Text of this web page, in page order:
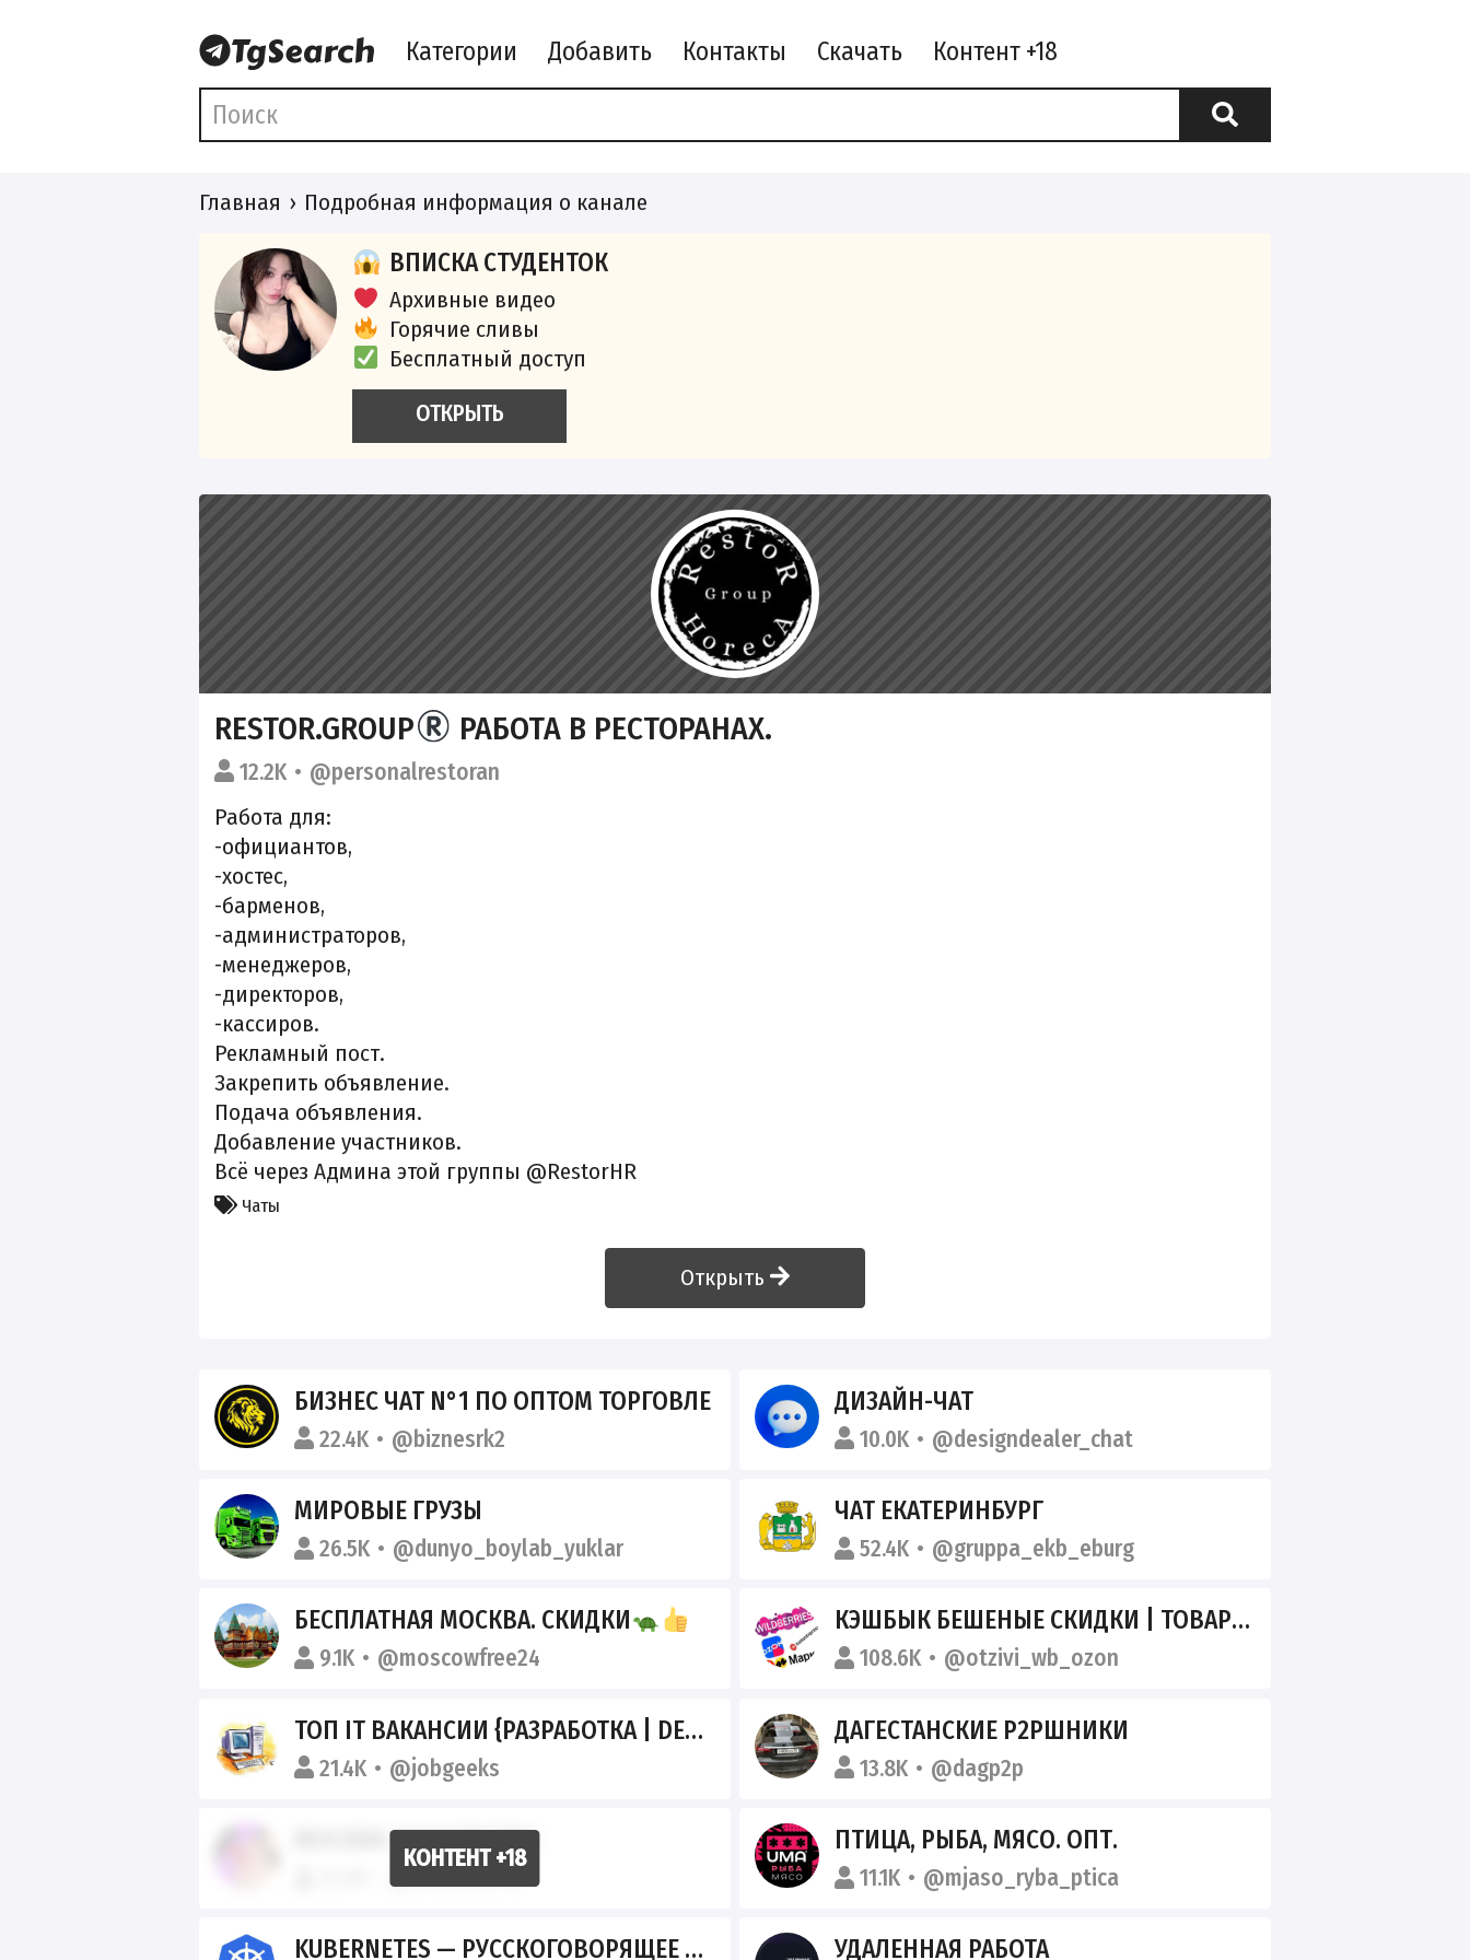
Категории Добавить Контакты Скачать
Главная Подробная информация о канале
ВПИСКА СТУДЕНТОК
Архивные видео
Горячие сливы
Бесплатный доступ
ОТКРЫТЬ
RESTOR.GROUP РАБОТА В РЕСТОРАНАХ.
12.2K
@personalrestoran
Работа для:
-официантов,
-хостес,
-барменов,
-администраторов,
-менеджеров,
-директоров,
-кассиров.
Рекламный пост.
Закрепить объявление.
Подача объявления.
Добавление участников.
Всё через Админа этой группы @RestorHR
Чаты
Открыть
БИЗНЕС ЧАТ N°1 ПО ОПТОМ ТОРГОВЛЕ
22.4K @biznesrk2
ДИЗАЙН-ЧАТ
10.0K @designdealer_chat
МИРОВЫЕ ГРУЗЫ
26.5K @dunyo_boylab_yuklar
ЧАТ ЕКАТЕРИНБУРГ
52.4K @gruppa_ekb_eburg
БЕСПЛАТНАЯ МОСКВА. СКИДКИ
9.1K @moscowfree24
КЭШБЫК БЕШЕНЫЕ СКИДКИ | ТОВАРЫ ЗА ОТЗЫВЫ | КЕШБЕК |КЭШБЕК |КЭШБЭК | КЕШБЭК |ХАЛЯВА | РАЗДАЧИ ТОВАРОВ
108.6K @otzivi_wb_ozon
ТОП IT ВАКАНСИИ {РАЗРАБОТКА | DEVOPS | QA | MANAGEMENT}
21.4K @jobgeeks
ДАГЕСТАНСКИЕ P2PШНИКИ
13.8K @dagp2p
МОСКВА ЗНАКОМСТВА
@chat_virt78
ПТИЦА, РЫБА, МЯСО. ОПТ.
11.1K @mjaso_ryba_ptica
KUBERNETES — РУССКОГОВОРЯЩЕЕ СООБЩЕСТВО УДАЛЕННАЯ РАБОТА